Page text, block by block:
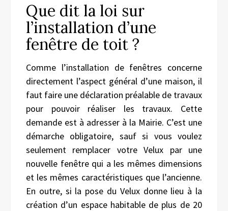
Que dit la loi sur
l’installation d’une
fenêtre de toit ?
Comme l’installation de fenêtres concerne
directement l’aspect général d’une maison, il
faut faire une déclaration préalable de travaux
pour pouvoir réaliser les travaux. Cette
demande est à adresser à la Mairie. C’est une
démarche obligatoire, sauf si vous voulez
seulement remplacer votre Velux par une
nouvelle fenêtre qui a les mêmes dimensions
et les mêmes caractéristiques que l’ancienne.
En outre, si la pose du Velux donne lieu à la
création d’un espace habitable de plus de 20